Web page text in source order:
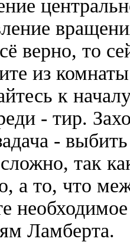
верно, то
из
к
- тир.
-
так
а то, что
Ламберта.